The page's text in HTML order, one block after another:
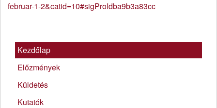
februar-1-2&catid=10#sigProIdba9b3a83cc
Kezdőlap
Előzmények
Küldetés
Kutatók